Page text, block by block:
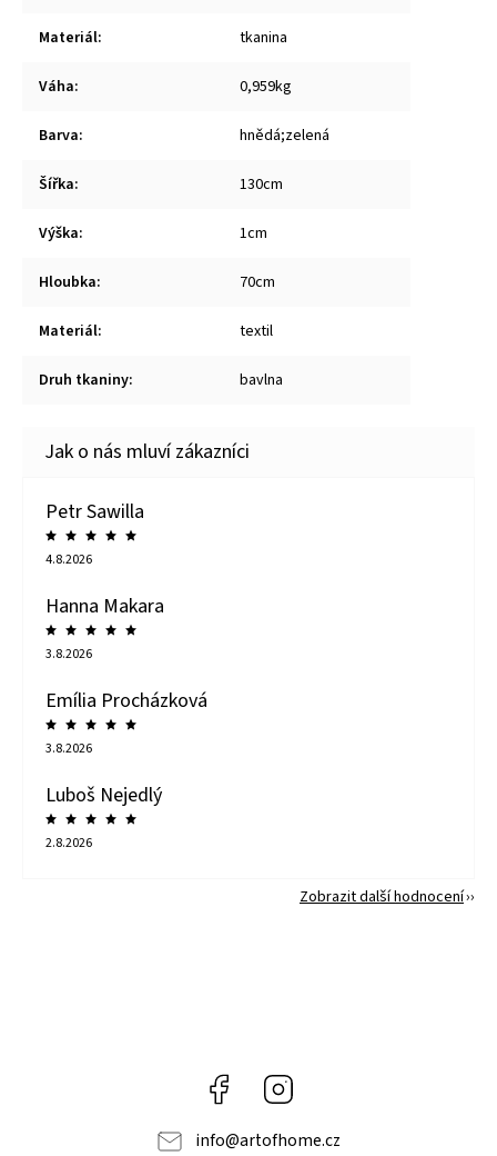
Materiál: tkanina
Váha: 0,959kg
Barva: hnědá;zelená
Šířka: 130cm
Výška: 1cm
Hloubka: 70cm
Materiál: textil
Druh tkaniny: bavlna
Petr Sawilla
4.8.2026
Hanna Makara
3.8.2026
Emília Procházková
3.8.2026
Luboš Nejedlý
2.8.2026
Zobrazit další hodnocení
Facebook
info@artofhome.cz